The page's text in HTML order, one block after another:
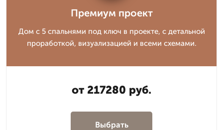
Премиум проект
Дом с 5 спальнями под ключ в проекте, с детальной
проработкой, визуализацией и всеми схемами.
от 217280 руб.
Выбрать